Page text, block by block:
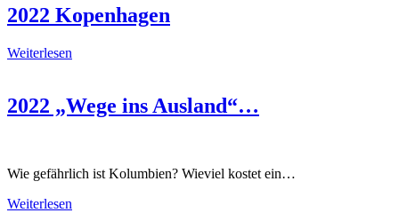
2022 Kopenhagen
Weiterlesen
2022 „Wege ins Ausland“…
Wie gefährlich ist Kolumbien? Wieviel kostet ein…
Weiterlesen